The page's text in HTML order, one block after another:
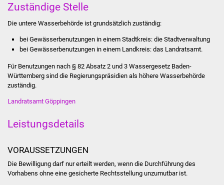
Projekte
Bürger & Service
Zuständige Stelle
Die untere Wasserbehörde ist grundsätzlich zuständig:
bei Gewässerbenutzungen in einem Stadtkreis: die Stadtverwaltung
bei Gewässerbenutzungen in einem Landkreis: das Landratsamt.
Für Benutzungen nach § 82 Absatz 2 und 3 Wassergesetz Baden-
Württemberg sind die Regierungspräsidien als höhere Wasserbehörde
zuständig.
Landratsamt Göppingen
Leistungsdetails
VORAUSSETZUNGEN
Die Bewilligung darf nur erteilt werden, wenn die Durchführung des
Vorhabens ohne eine gesicherte Rechtsstellung unzumutbar ist.